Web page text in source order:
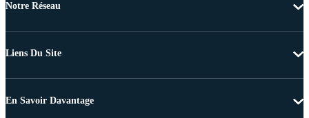
Notre Réseau
Liens Du Site
En Savoir Davantage